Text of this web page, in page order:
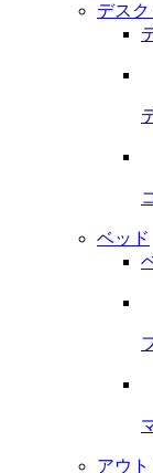
デス
ベッド
アウ